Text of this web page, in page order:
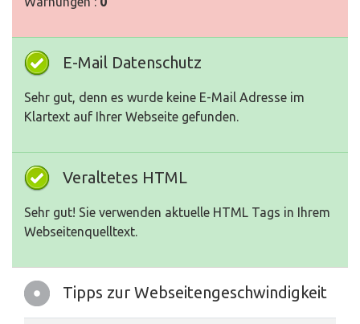
E-Mail Datenschutz
Sehr gut, denn es wurde keine E-Mail Adresse im
Klartext auf Ihrer Webseite gefunden.
Veraltetes HTML
Sehr gut! Sie verwenden aktuelle HTML Tags in Ihrem
Webseitenquelltext.
Tipps zur Webseitengeschwindigkeit